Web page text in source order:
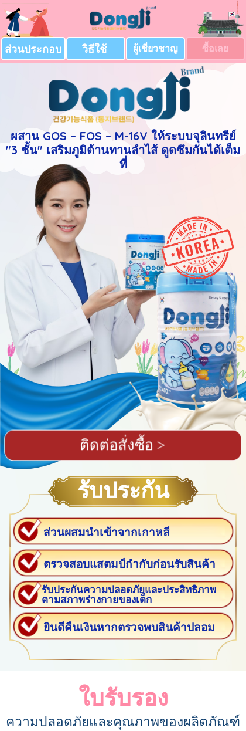
ซื้อเลย
วิธีใช้
ส่วนประกอบ ผู้เชี่ยวชาญ
ผสาน GOS – FOS – M-16V ให้ระบบจุลินทรีย์
"3 ชั้น" เสริมภูมิต้านทานลำไส้ ดูดซึมกันได้เต็ม
ที่
รับประกัน
ส่วนผสมนำเข้าจากเกาหลี
ตรวจสอบแสตมป์กำกับก่อนรับสินค้า
รับประกันความปลอดภัยและประสิทธิภาพ
ตามสภาพร่างกายของเด็ก
ยินดีคืนเงินหากตรวจพบสินค้าปลอม
ติดต่อสั่งซื้อ >
มิสเตอร์ บ๊วย'ย - 849443xxx
8 นาทีที่แล้ว
ใบรับรอง
ความปลอดภัยและคุณภาพของผลิตภัณฑ์